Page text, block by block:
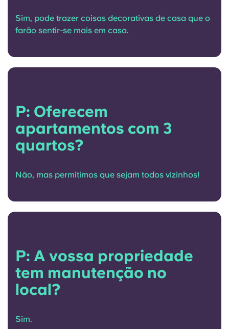
Chinese
Español
Deutsch
French
Portuguese
Selecione uma residência
Sim, pode trazer coisas decorativas de casa que o
farão sentir-se mais em casa.
P: Oferecem
apartamentos com 3
quartos?
Não, mas permitimos que sejam todos vizinhos!
P: A vossa propriedade
tem manutenção no
local?
Sim.